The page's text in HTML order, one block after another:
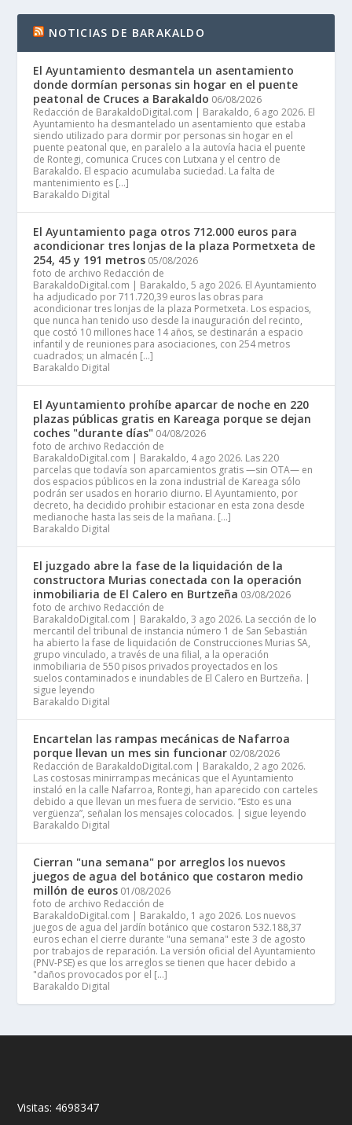
NOTICIAS DE BARAKALDO
El Ayuntamiento desmantela un asentamiento
donde dormían personas sin hogar en el puente
peatonal de Cruces a Barakaldo 06/08/2026
Redacción de BarakaldoDigital.com | Barakaldo, 6 ago 2026. El
Ayuntamiento ha desmantelado un asentamiento que estaba
siendo utilizado para dormir por personas sin hogar en el
puente peatonal que, en paralelo a la autovía hacia el puente
de Rontegi, comunica Cruces con Lutxana y el centro de
Barakaldo. El espacio acumulaba suciedad. La falta de
mantenimiento es […]
Barakaldo Digital
El Ayuntamiento paga otros 712.000 euros para
acondicionar tres lonjas de la plaza Pormetxeta de
254, 45 y 191 metros 05/08/2026
foto de archivo Redacción de
BarakaldoDigital.com | Barakaldo, 5 ago 2026. El Ayuntamiento
ha adjudicado por 711.720,39 euros las obras para
acondicionar tres lonjas de la plaza Pormetxeta. Los espacios,
que nunca han tenido uso desde la inauguración del recinto,
que costó 10 millones hace 14 años, se destinarán a espacio
infantil y de reuniones para asociaciones, con 254 metros
cuadrados; un almacén […]
Barakaldo Digital
El Ayuntamiento prohíbe aparcar de noche en 220
plazas públicas gratis en Kareaga porque se dejan
coches "durante días" 04/08/2026
foto de archivo Redacción de
BarakaldoDigital.com | Barakaldo, 4 ago 2026. Las 220
parcelas que todavía son aparcamientos gratis —sin OTA— en
dos espacios públicos en la zona industrial de Kareaga sólo
podrán ser usados en horario diurno. El Ayuntamiento, por
decreto, ha decidido prohibir estacionar en esta zona desde
medianoche hasta las seis de la mañana. […]
Barakaldo Digital
El juzgado abre la fase de la liquidación de la
constructora Murias conectada con la operación
inmobiliaria de El Calero en Burtzeña 03/08/2026
foto de archivo Redacción de
BarakaldoDigital.com | Barakaldo, 3 ago 2026. La sección de lo
mercantil del tribunal de instancia número 1 de San Sebastián
ha abierto la fase de liquidación de Construcciones Murias SA,
grupo vinculado, a través de una filial, a la operación
inmobiliaria de 550 pisos privados proyectados en los
suelos contaminados e inundables de El Calero en Burtzeña. |
sigue leyendo
Barakaldo Digital
Encartelan las rampas mecánicas de Nafarroa
porque llevan un mes sin funcionar 02/08/2026
Redacción de BarakaldoDigital.com | Barakaldo, 2 ago 2026.
Las costosas minirrampas mecánicas que el Ayuntamiento
instaló en la calle Nafarroa, Rontegi, han aparecido con carteles
debido a que llevan un mes fuera de servicio. “Esto es una
vergüenza”, señalan los mensajes colocados. | sigue leyendo
Barakaldo Digital
Cierran "una semana" por arreglos los nuevos
juegos de agua del botánico que costaron medio
millón de euros 01/08/2026
foto de archivo Redacción de
BarakaldoDigital.com | Barakaldo, 1 ago 2026. Los nuevos
juegos de agua del jardín botánico que costaron 532.188,37
euros echan el cierre durante "una semana" este 3 de agosto
por trabajos de reparación. La versión oficial del Ayuntamiento
(PNV-PSE) es que los arreglos se tienen que hacer debido a
"daños provocados por el […]
Barakaldo Digital
Visitas: 4698347